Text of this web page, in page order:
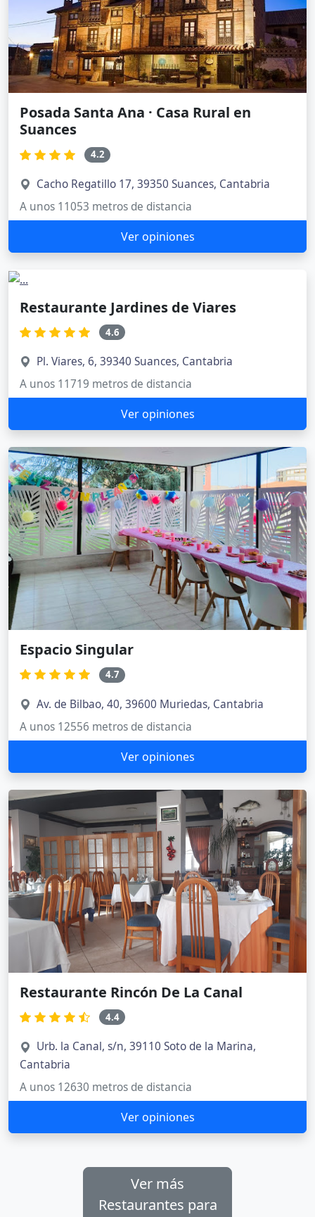
Posada Santa Ana · Casa Rural en
Suances
4.2
Cacho Regatillo 17, 39350 Suances, Cantabria
A unos 11053 metros de distancia
Ver opiniones
Restaurante Jardines de Viares
4.6
Pl. Viares, 6, 39340 Suances, Cantabria
A unos 11719 metros de distancia
Ver opiniones
Espacio Singular
4.7
Av. de Bilbao, 40, 39600 Muriedas, Cantabria
A unos 12556 metros de distancia
Ver opiniones
Restaurante Rincón De La Canal
4.4
Urb. la Canal, s/n, 39110 Soto de la Marina,
Cantabria
A unos 12630 metros de distancia
Ver opiniones
Ver más
Restaurantes para